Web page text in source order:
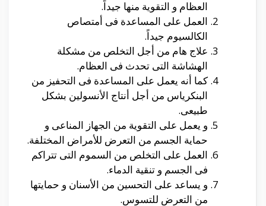
العظام و التقوية منها جيداً.
العمل على المساعدة فى أمتصاص
الكالسيوم جيداً.
علاج هام من أجل التخلص من مشكلة
الهشاشة التى تحدث فى العظام.
كما أنه يعمل على المساعدة فى التحفيز من
البنكرياس من أجل أنتاج الأنسولين بشكل
طبيعى.
و يعمل على التقوية من الجهاز المناعى و
حماية الجسم من التعرض للأمراض المختلفة.
العمل على التخلص من السموم التى تتراكم
فى الجسم و تنقية الدماء.
و يساعد على التحسين من الأسنان و حمايتها
من التعرض للتسوس.